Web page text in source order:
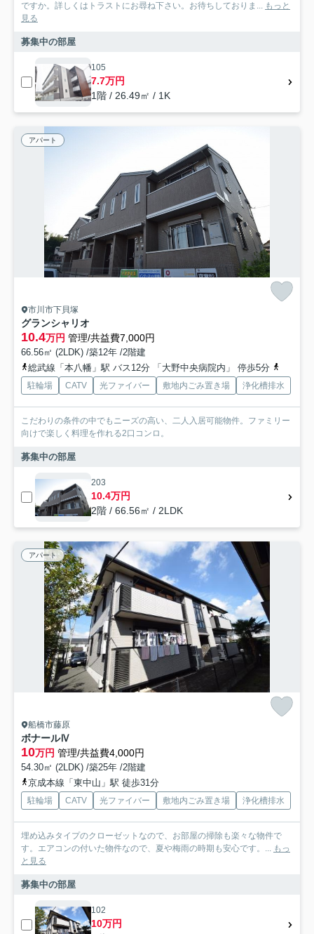
ですか。詳しくはトラストにお尋ね下さい。お待ちしておりま... もっと
見る
募集中の部屋
105
7.7万円
1階 / 26.49㎡ / 1K
アパート
市川市下貝塚
グランシャリオ
10.4万円 管理/共益費7,000円
66.56㎡ (2LDK) /築12年 /2階建
総武線「本八幡」駅 バス12分 「大野中央病院内」 停歩5分
駐輪場 CATV 光ファイバー 敷地内ごみ置き場 浄化槽排水
こだわりの条件の中でもニーズの高い、二人入居可能物件。ファミリー
向けで楽しく料理を作れる2口コンロ。
募集中の部屋
203
10.4万円
2階 / 66.56㎡ / 2LDK
アパート
船橋市藤原
ボナールⅣ
10万円 管理/共益費4,000円
54.30㎡ (2LDK) /築25年 /2階建
京成本線「東中山」駅 徒歩31分
駐輪場 CATV 光ファイバー 敷地内ごみ置き場 浄化槽排水
埋め込みタイプのクローゼットなので、お部屋の掃除も楽々な物件で
す。エアコンの付いた物件なので、夏や梅雨の時期も安心です。... もっ
と見る
募集中の部屋
102
10万円